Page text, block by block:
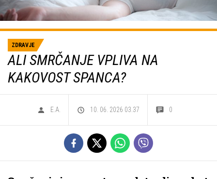
ZDRAVJE
ALI SMRČANJE VPLIVA NA
KAKOVOST SPANCA?
E.A. 10. 06. 2026 03.37 0